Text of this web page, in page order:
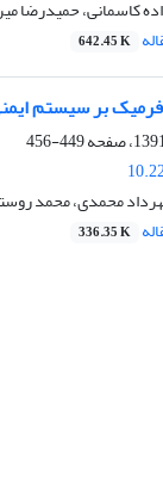
کاسمانی، حمیدرضا
642.45 K
فرمیک بر سیستم
449-456
محمدی، محمد
336.35 K